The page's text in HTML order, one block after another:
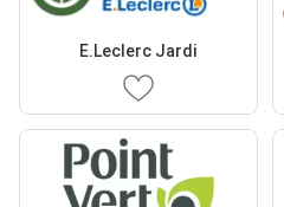
E.Leclerc Jardi